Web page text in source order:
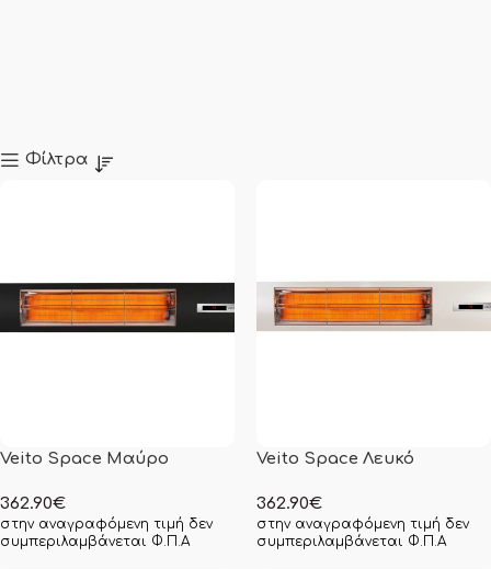
Φίλτρα
Veito Space Μαύρο
362.90€
στην αναγραφόμενη τιμή δεν
συμπεριλαμβάνεται Φ.Π.Α
Veito Space Λευκό
362.90€
στην αναγραφόμενη τιμή δεν
συμπεριλαμβάνεται Φ.Π.Α